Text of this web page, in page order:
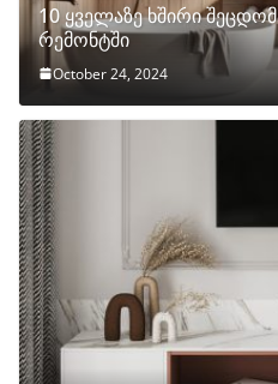
10 ყველაზე ხშირი
რემონტში
October 24, 2024